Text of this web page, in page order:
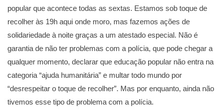
popular que acontece todas as sextas. Estamos sob toque de
recolher às 19h aqui onde moro, mas fazemos ações de
solidariedade à noite graças a um atestado especial. Não é
garantia de não ter problemas com a polícia, que pode chegar a
qualquer momento, declarar que educação popular não entra na
categoria “ajuda humanitária” e multar todo mundo por
“desrespeitar o toque de recolher”. Mas por enquanto, ainda não
tivemos esse tipo de problema com a polícia.